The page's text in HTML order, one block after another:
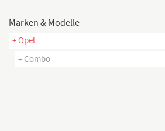
Marken & Modelle
+ Opel
+ Combo